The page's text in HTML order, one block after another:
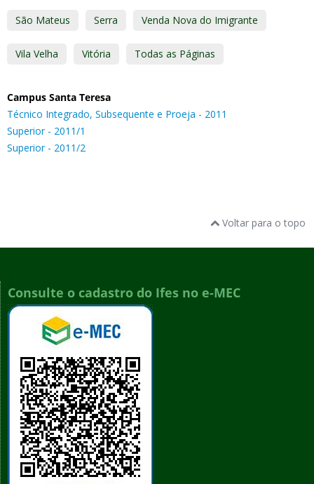
São Mateus Serra Venda Nova do Imigrante
Vila Velha Vitória Todas as Páginas
Campus Santa Teresa
Técnico Integrado, Subsequente e Proeja - 2011
Superior - 2011/1
Superior - 2011/2
Voltar para o topo
Consulte o cadastro do Ifes no e-MEC